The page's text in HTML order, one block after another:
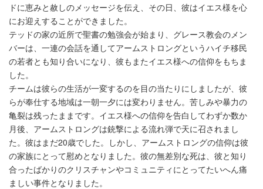
ドに恵みと赦しのメッセージを伝え、その日、彼はイエス様を心
にお迎えすることができました。
テッドの家の近所で聖書の勉強会が始まり、グレース教会のメン
バーは、一連の会話を通してアームストロングというハイチ移民
の若者とも知り合いになり、彼もまたイエス様への信仰をもちま
した。
チームは彼らの生活が一変するのを目の当たりにしましたが、彼
らが奉仕する地域は一朝一夕には変わりません。苦しみや暴力の
亀裂は残ったままです。イエス様への信仰を告白してわずか数か
月後、アームストロングは銃撃による流れ弾で天に召されまし
た。彼はまだ20歳でした。しかし、アームストロングの信仰は彼
の家族にとって慰めとなりました。彼の無差別な死は、彼と知り
合ったばかりのクリスチャンやコミュニティにとってたいへん痛
ましい事件となりました。